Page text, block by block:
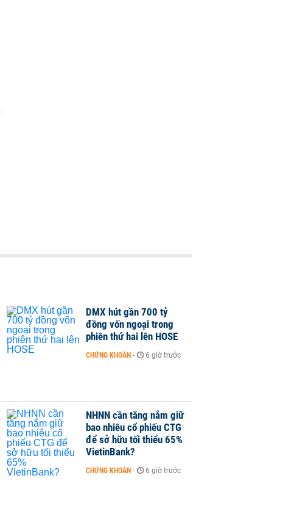
DMX hút gần 700 tỷ
đồng vốn ngoại trong
phiên thứ hai lên HOSE
CHỨNG KHOÁN - 6 giờ trước
NHNN cần tăng nắm giữ
bao nhiêu cổ phiếu CTG
để sở hữu tối thiểu 65%
VietinBank?
CHỨNG KHOÁN - 6 giờ trước